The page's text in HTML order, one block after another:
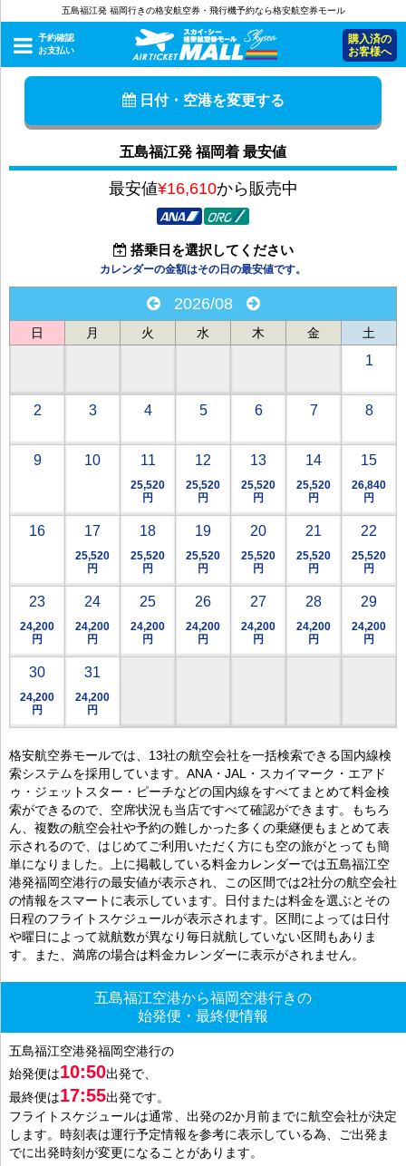
五島福江発 福岡行きの格安航空券・飛行機予約なら格安航空券モール
予約確認
お支払い
購入済の
お客様へ
日付・空港を変更する
五島福江発 福岡着 最安値
最安値¥16,610から販売中
搭乗日を選択してください
カレンダーの金額はその日の最安値です。
2026/08
日 月 火 水 木 金 土
1
2 3 4 5 6 7 8
9 10 11
25,520
円
12
25,520
円
13
25,520
円
14
25,520
円
15
26,840
円
16 17
25,520
円
18
25,520
円
19
25,520
円
20
25,520
円
21
25,520
円
22
25,520
円
23
24,200
円
24
24,200
円
25
24,200
円
26
24,200
円
27
24,200
円
28
24,200
円
29
24,200
円
30
24,200
円
31
24,200
円
格安航空券モールでは、13社の航空会社を一括検索できる国内線検
索システムを採用しています。ANA・JAL・スカイマーク・エアド
ゥ・ジェットスター・ピーチなどの国内線をすべてまとめて料金検
索ができるので、空席状況も当店ですべて確認ができます。もちろ
ん、複数の航空会社や予約の難しかった多くの乗継便もまとめて表
示されるので、はじめてご利用いただく方にも空の旅がとっても簡
単になりました。上に掲載している料金カレンダーでは五島福江空
港発福岡空港行の最安値が表示され、この区間では2社分の航空会社
の情報をスマートに表示しています。日付または料金を選ぶとその
日程のフライトスケジュールが表示されます。区間によっては日付
や曜日によって就航数が異なり毎日就航していない区間もありま
す。また、満席の場合は料金カレンダーに表示がされません。
五島福江空港から福岡空港行きの
始発便・最終便情報
五島福江空港発福岡空港行の
始発便は10:50出発で、
最終便は17:55出発です。
フライトスケジュールは通常、出発の2か月前までに航空会社が決定
します。時刻表は運行予定情報を参考に表示している為、ご出発ま
でに出発時刻が変更になることがあります。